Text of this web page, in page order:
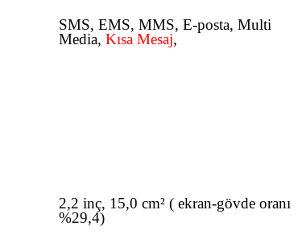
SMS, EMS, MMS, E-posta, Multi
Media, Kısa Mesaj,
2,2 inç, 15,0 cm² ( ekran-gövde oranı
%29,4)